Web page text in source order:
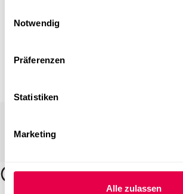
Notwendig
Präferenzen
Statistiken
Marketing
Alle zulassen